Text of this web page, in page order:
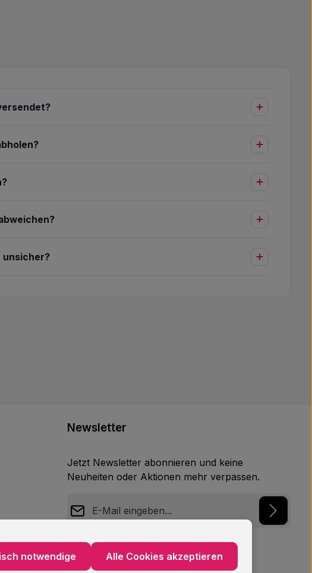
unsicher?
Newsletter
Jetzt Newsletter abonnieren und keine
Neuheiten oder Aktionen mehr verpassen.
Datenschutz
Ich habe dieDatenschutzbestimmungen
notwendige Alle Cookies akzeptieren